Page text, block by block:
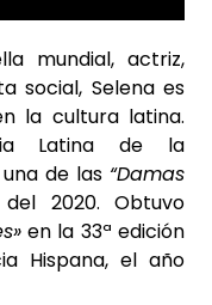
mundial, actriz,
social, Selena es
la cultura latina.
Latina de la
de las “Damas
2020. Obtuvo
en la 33ª edición
Hispana, el año